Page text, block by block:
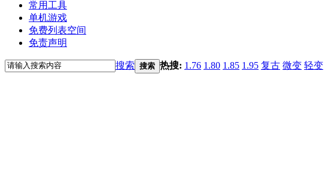
常用工具
单机游戏
免费列表空间
免责声明
搜索 搜索 热搜: 1.76 1.80 1.85 1.95 复古 微变 轻变